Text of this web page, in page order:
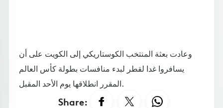
وعادت بعثة المنتخب الكوستاريكي إلى الكويت على أن
يسافروا غدا لقطر لبدء منافسات بطولة كأس العالم
المقرر انطلاقها يوم الأحد المقبل.
Share: